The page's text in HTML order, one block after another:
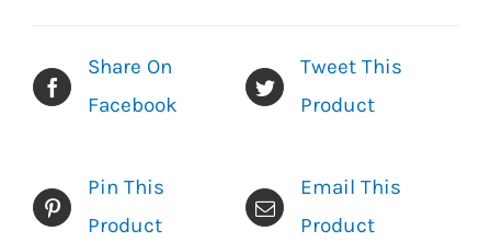
Share On
Facebook
Tweet This
Product
Pin This
Product
Email This
Product